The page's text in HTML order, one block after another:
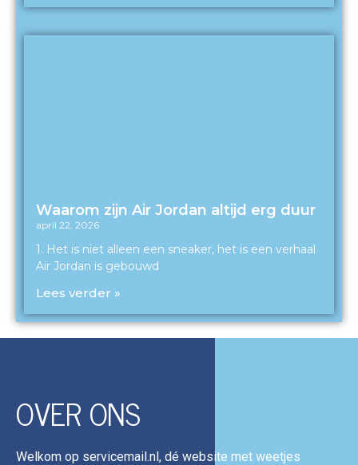
Waarom zijn Air Jordan altijd erg duur
april 22, 2026
1. Het is niet alleen een sneaker, het is een verhaal
Air Jordan is gebouwd
Lees verder »
OVER ONS
Welkom op servicemail.nl, dé website met weetjes